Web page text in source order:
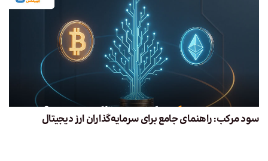
سود مرکب: راهنمای جامع برای سرمایه‌گذاران ارز دیجیتال